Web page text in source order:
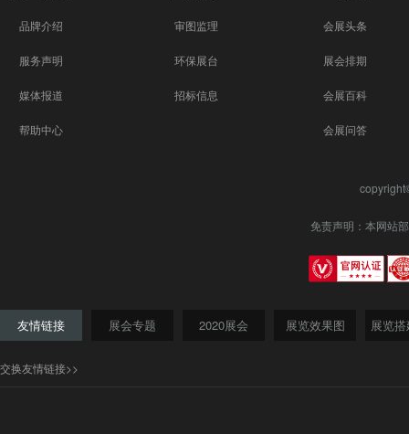
品牌介绍
服务声明
媒体报道
帮助中心
审图监理
环保展台
招标信息
会展头条
展会排期
会展百科
会展问答
免责声明：本网站
友情链接 展会专题 2020展会 展览效果图 展览
交换友情链接>>